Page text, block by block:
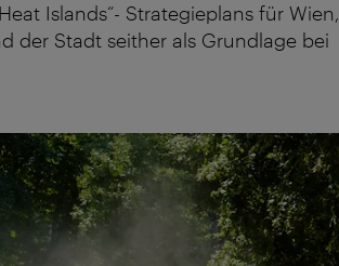
Islands“- Strategieplans für Wien,
der Stadt seither als Grundlage bei